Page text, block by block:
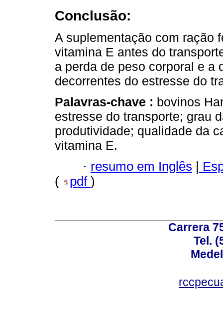
Conclusão:
A suplementação com ração
vitamina E antes do
a perda de peso corporal e a
decorrentes do estresse do
Palavras-chave : bovinos
estresse do transporte; grau
produtividade; qualidade da
vitamina E.
· resumo em Inglês
(
pdf )
Carrera
Tel.